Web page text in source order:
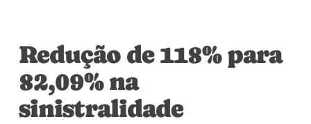
Redução de 118% para
82,09% na
sinistralidade